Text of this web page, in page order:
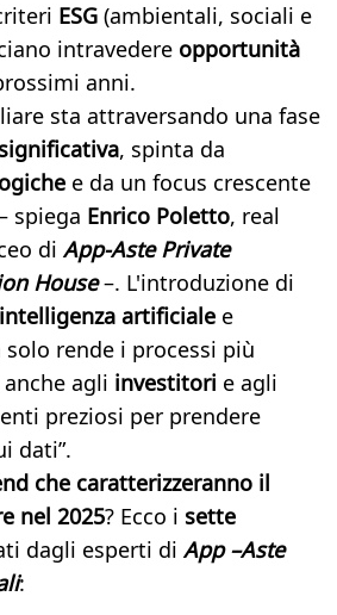
ESG (ambientali, sociali e
intravedere opportunità
anni.
sta attraversando una fase
, spinta da
e da un focus crescente
spiega Enrico Poletto, real
di App-Aste Private
House–. L'introduzione di
intelligenza artificiale e
solo rende i processi più
agli investitori e agli
preziosi per prendere
dati”.
che caratterizzeranno il
nel 2025? Ecco i sette
dagli esperti di App –Aste
: